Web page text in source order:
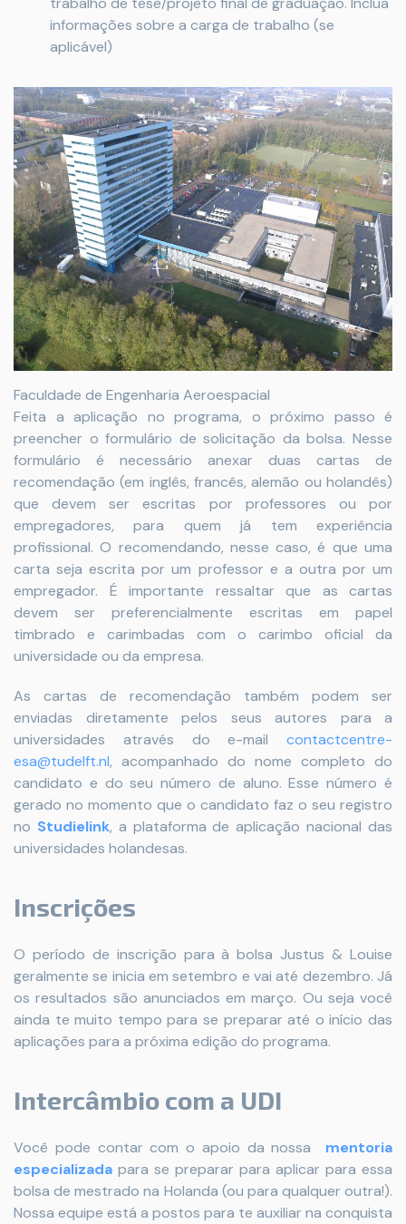
informações sobre a carga de trabalho (se
aplicável)
Faculdade de Engenharia Aeroespacial
Feita a aplicação no programa, o próximo passo é
preencher o formulário de solicitação da bolsa. Nesse
formulário é necessário anexar duas cartas de
recomendação (em inglês, francês, alemão ou holandês)
que devem ser escritas por professores ou por
empregadores, para quem já tem experiência
profissional. O recomendando, nesse caso, é que uma
carta seja escrita por um professor e a outra por um
empregador. É importante ressaltar que as cartas
devem ser preferencialmente escritas em papel
timbrado e carimbadas com o carimbo oficial da
universidade ou da empresa.
As cartas de recomendação também podem ser
enviadas diretamente pelos seus autores para a
universidades através do e-mail contactcentre-
esa@tudelft.nl, acompanhado do nome completo do
candidato e do seu número de aluno. Esse número é
gerado no momento que o candidato faz o seu registro
no Studielink, a plataforma de aplicação nacional das
universidades holandesas.
Inscrições
O período de inscrição para à bolsa Justus & Louise
geralmente se inicia em setembro e vai até dezembro. Já
os resultados são anunciados em março. Ou seja você
ainda te muito tempo para se preparar até o início das
aplicações para a próxima edição do programa.
Intercâmbio com a UDI
Você pode contar com o apoio da nossa mentoria
especializada para se preparar para aplicar para essa
bolsa de mestrado na Holanda (ou para qualquer outra!).
Nossa equipe está a postos para te auxiliar na conquista